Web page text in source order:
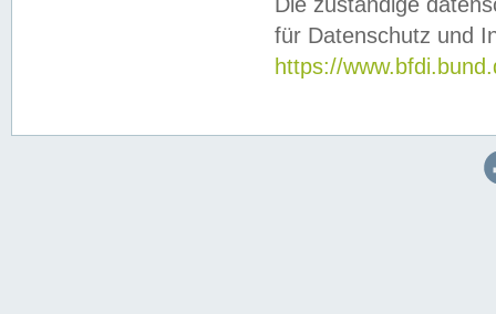
für Datenschutz und
https://